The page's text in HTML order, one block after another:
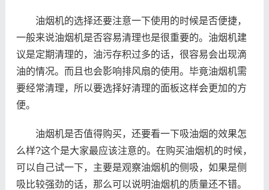
油烟机的选择还要注意一下使用的时候是否便捷，
一般来说油烟机是否容易清理也是很重要的。油烟机建
议是定期清理的，油污存积过多的话，很容易会出现滴
油的情况。而且也会影响排风扇的使用。毕竟油烟机需
要经常清理，所以要选择好清理的面板这样会更加的方
便。
油烟机是否值得购买，还要看一下吸油烟的效果怎
么样?这个是大家最应该注意的。在购买油烟机的时候，
可以自己试一下，主要是观察油烟机的侧吸，如果是侧
吸比较强劲的话，那么可以说明油烟机的质量还不错。